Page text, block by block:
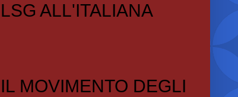
LSG ALL'ITALIANA
IL MOVIMENTO DEGLI